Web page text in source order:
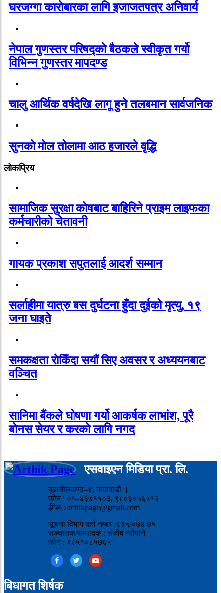
घरजग्गा कारोबारका लागि इजाजतपत्र अनिवार्य
नेपाल गुणस्तर परिषद्को बैठकले स्वीकृत गर्यो
विभिन्न गुणस्तर मापदण्ड
चालु आर्थिक वर्षदेखि लागू हुने तलबमान सार्वजनिक
सुनको मोल तोलामा आठ हजारले वृद्धि
लोकप्रिय
सामाजिक सुरक्षा कोषबाट बाहिरिने प्राइम लाइफका
कर्मचारीको चेतावनी
गायक प्रकाश सपुतलाई आदर्श सम्मान
सर्लाहीमा यात्रु बस दुर्घटना हुँदा दुईको मृत्यु, १९
जना घाइते
समकक्षता रोकिँदा सयौं सिए अवसर र अध्ययनबाट
वञ्चित
सानिमा बैंकले घोषणा गर्यो आकर्षक लाभांश, पूरै
बोनस सेयर र करको लागि नगद
एसवाइएन मिडिया प्रा. लि.
बूढानीलकण्ठ–४, काठमाडौं ।
फोन : ०१–४३७११०३, ९८०३०५६५१२
ईमेल : arthikpage@gmail.com
सूचना विभाग दर्ता नम्बर :६३५/०७४-७५
सञ्चालक/सम्पादक : संजीव न्यौपाने
फोन : ९८५१०८५७६५
बिधागत शिर्षक